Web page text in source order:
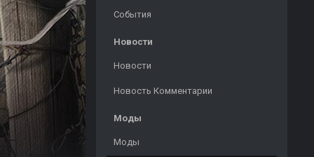
События
Новости
Новости
Новость Комментарии
Моды
Моды